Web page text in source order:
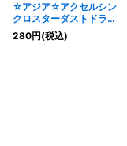
☆アジア☆アクセルシン
クロスターダストドラゴ
ン【シークレット】{ア
ジアHC01-JP022}《シ
280円(税込)